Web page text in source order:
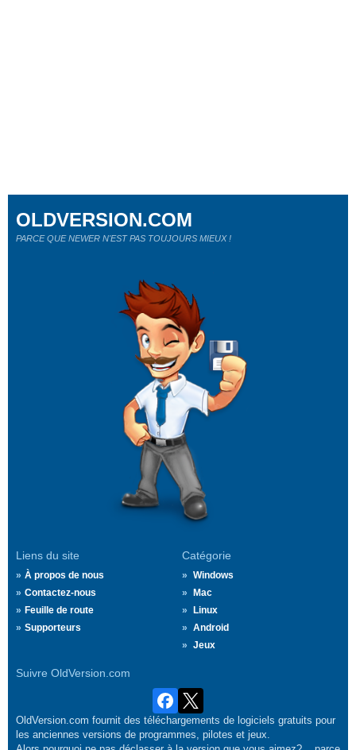
Liens du site
À propos de nous
Contactez-nous
Feuille de route
Supporteurs
Catégorie
Windows
Mac
Linux
Android
Jeux
Suivre OldVersion.com
OLDVERSION.COM
PARCE QUE NEWER N'EST PAS TOUJOURS MIEUX !
OldVersion.com fournit des téléchargements de logiciels gratuits pour
les anciennes versions de programmes, pilotes et jeux.